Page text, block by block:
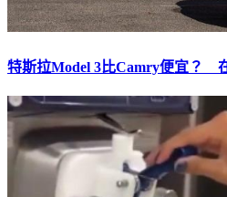
特斯拉Model 3比Camry便宜？